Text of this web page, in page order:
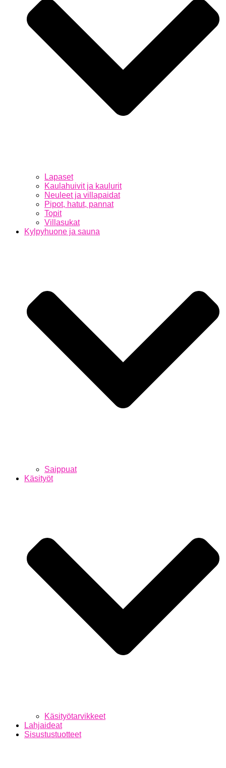
Lapaset
Kaulahuivit ja kaulurit
Neuleet ja villapaidat
Pipot, hatut, pannat
Topit
Villasukat
Kylpyhuone ja sauna
Saippuat
Käsityöt
Käsityötarvikkeet
Lahjaideat
Sisustustuotteet